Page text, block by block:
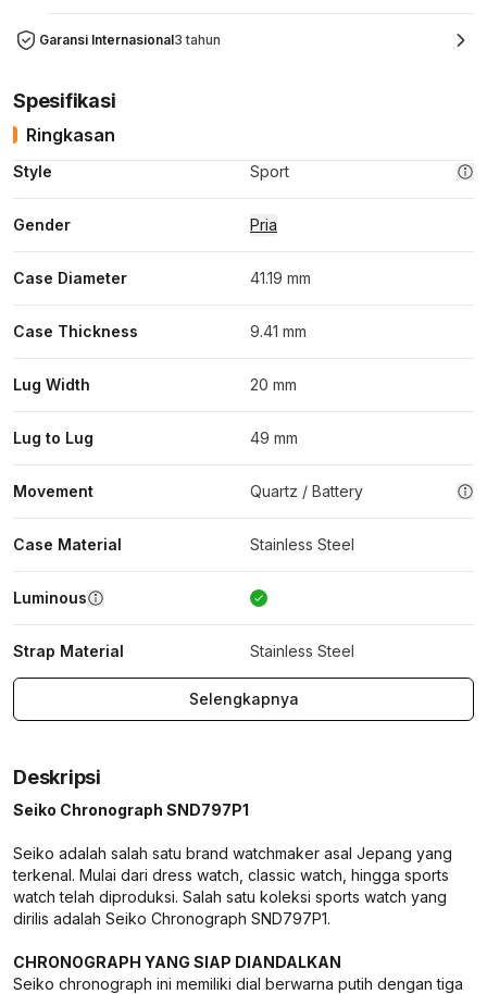
Garansi Internasional3 tahun
Spesifikasi
Ringkasan
Style Sport
Gender Pria
Case Diameter 41.19 mm
Case Thickness 9.41 mm
Lug Width 20 mm
Lug to Lug 49 mm
Movement Quartz / Battery
Case Material Stainless Steel
Luminous
Strap Material Stainless Steel
Selengkapnya
Deskripsi
Seiko Chronograph SND797P1
Seiko adalah salah satu brand watchmaker asal Jepang yang
terkenal. Mulai dari dress watch, classic watch, hingga sports
watch telah diproduksi. Salah satu koleksi sports watch yang
dirilis adalah Seiko Chronograph SND797P1.
CHRONOGRAPH YANG SIAP DIANDALKAN
Seiko chronograph ini memiliki dial berwarna putih dengan tiga